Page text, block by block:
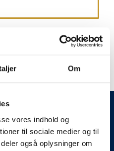
Om
vores indhold og
til sociale medier og til
også oplysninger om
Sie